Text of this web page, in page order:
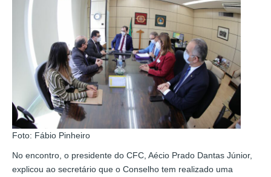
Foto: Fábio Pinheiro
No encontro, o presidente do CFC, Aécio Prado Dantas Júnior,
explicou ao secretário que o Conselho tem realizado uma